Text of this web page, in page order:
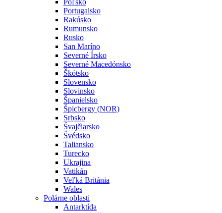
Poľsko
Portugalsko
Rakúsko
Rumunsko
Rusko
San Maríno
Severné Írsko
Severné Macedónsko
Škótsko
Slovensko
Slovinsko
Španielsko
Špicbergy (NOR)
Srbsko
Švajčiarsko
Švédsko
Taliansko
Turecko
Ukrajina
Vatikán
Veľká Británia
Wales
Polárne oblasti
Antarktída